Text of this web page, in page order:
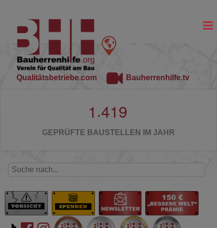
Qualitätsbetriebe.com Bauherrenhilfe.tv
1 .419
GEPRÜFTE BAUSTELLEN IM JAHR